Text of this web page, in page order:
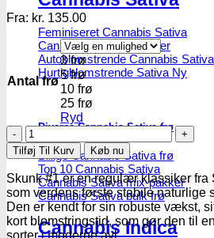
Feminiseret Cannabis Sativa
Cannabis Sativa Hybrider
Autoblomstrende Cannabis Sativa
Hurtigblomstrende Sativa
Diverse Cannabis Sativa frø
Billige Cannabis Sativa frø
Top 10 Cannabis Sativa
Cannabis Sativa mix-pakker
Cannabis Sativa bulk frø
Cannabis Indica
Fra: kr. 135.00
Antal frø
3 frø
5 frø
10 frø
25 frø
Ryd
Skunk
#1
-
Regulære
skunkfrø
|
Sensi
Seeds
Tilføj Til Kurv Køb nu
Skunk #1 er en regulær klassiker fra
som verdens første stabile naturlige
Den er kendt for sin robuste vækst,
kort blomstringstid, som gør den til